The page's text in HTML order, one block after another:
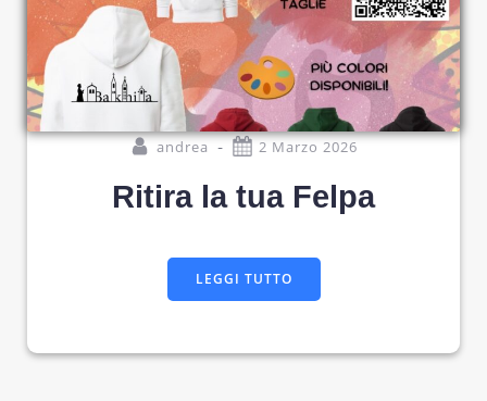
andrea - 2 Marzo 2026
Ritira la tua Felpa
LEGGI TUTTO